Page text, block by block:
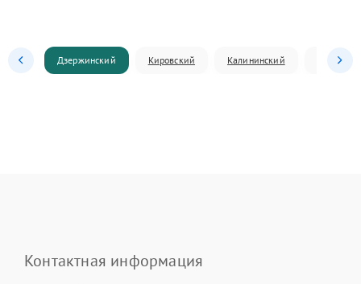
Дзержинский Кировский Калининский
Контактная информация